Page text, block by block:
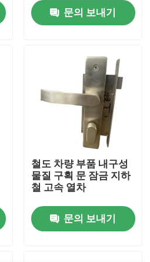
문의 보내기
철도 차량 부품 내구성
물질 구획 문 잠금 지하
철 고속 열차
문의 보내기